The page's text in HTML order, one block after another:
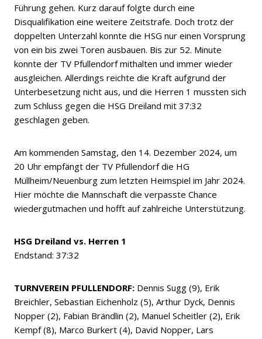
Führung gehen. Kurz darauf folgte durch eine
Disqualifikation eine weitere Zeitstrafe. Doch trotz der
doppelten Unterzahl konnte die HSG nur einen Vorsprung
von ein bis zwei Toren ausbauen. Bis zur 52. Minute
konnte der TV Pfullendorf mithalten und immer wieder
ausgleichen. Allerdings reichte die Kraft aufgrund der
Unterbesetzung nicht aus, und die Herren 1 mussten sich
zum Schluss gegen die HSG Dreiland mit 37:32
geschlagen geben.
Am kommenden Samstag, den 14. Dezember 2024, um
20 Uhr empfängt der TV Pfullendorf die HG
Müllheim/Neuenburg zum letzten Heimspiel im Jahr 2024.
Hier möchte die Mannschaft die verpasste Chance
wiedergutmachen und hofft auf zahlreiche Unterstützung.
HSG Dreiland vs. Herren 1
Endstand: 37:32
TURNVEREIN PFULLENDORF: Dennis Sugg (9), Erik
Breichler, Sebastian Eichenholz (5), Arthur Dyck, Dennis
Nopper (2), Fabian Brändlin (2), Manuel Scheitler (2), Erik
Kempf (8), Marco Burkert (4), David Nopper, Lars